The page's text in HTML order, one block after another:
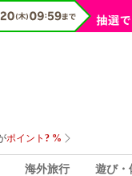
海外旅行 遊び・